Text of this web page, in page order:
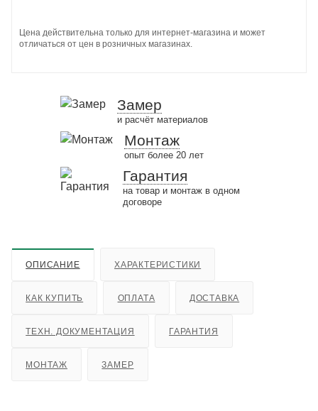
Цена действительна только для интернет-магазина и может
отличаться от цен в розничных магазинах.
Замер
и расчёт материалов
Монтаж
опыт более 20 лет
Гарантия
на товар и монтаж в одном
договоре
ОПИСАНИЕ ХАРАКТЕРИСТИКИ
КАК КУПИТЬ ОПЛАТА ДОСТАВКА
ТЕХН. ДОКУМЕНТАЦИЯ ГАРАНТИЯ
МОНТАЖ ЗАМЕР